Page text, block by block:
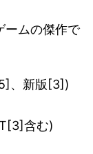
ームの傑作で
、新版[3])
含む)